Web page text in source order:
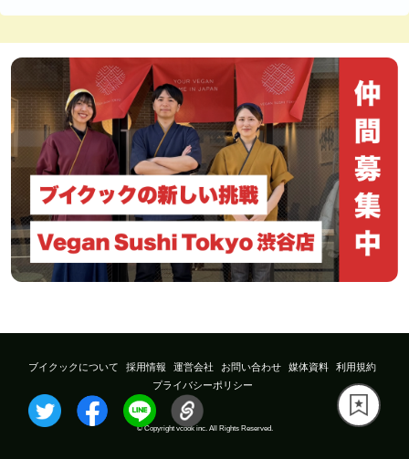
ブイクックについて 採用情報 運営会社 お問い合わせ 媒体資料
利用規約
プライバシーポリシー
© Copyright vcook inc. All Rights Reserved.